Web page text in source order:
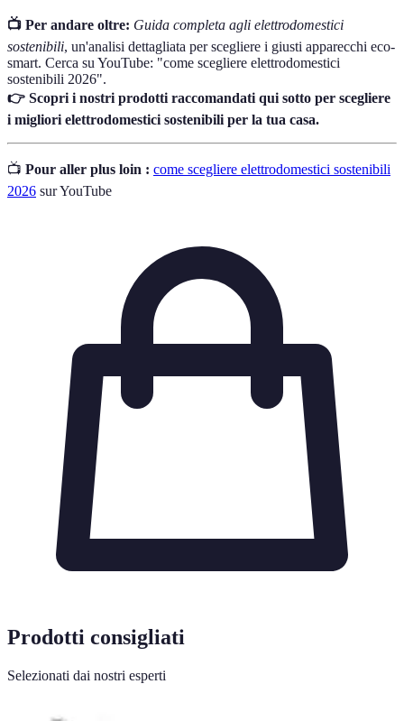
📺 Per andare oltre: Guida completa agli elettrodomestici
sostenibili, un'analisi dettagliata per scegliere i giusti apparecchi eco-
smart. Cerca su YouTube: "come scegliere elettrodomestici
sostenibili 2026".
👉 Scopri i nostri prodotti raccomandati qui sotto per scegliere
i migliori elettrodomestici sostenibili per la tua casa.
📺 Pour aller plus loin : come scegliere elettrodomestici sostenibili
2026 sur YouTube
Prodotti consigliati
Selezionati dai nostri esperti